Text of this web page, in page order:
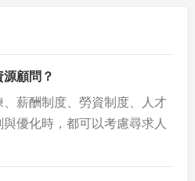
顧問？
薪酬制度、勞資制度、人才
優化時，都可以考慮尋求人